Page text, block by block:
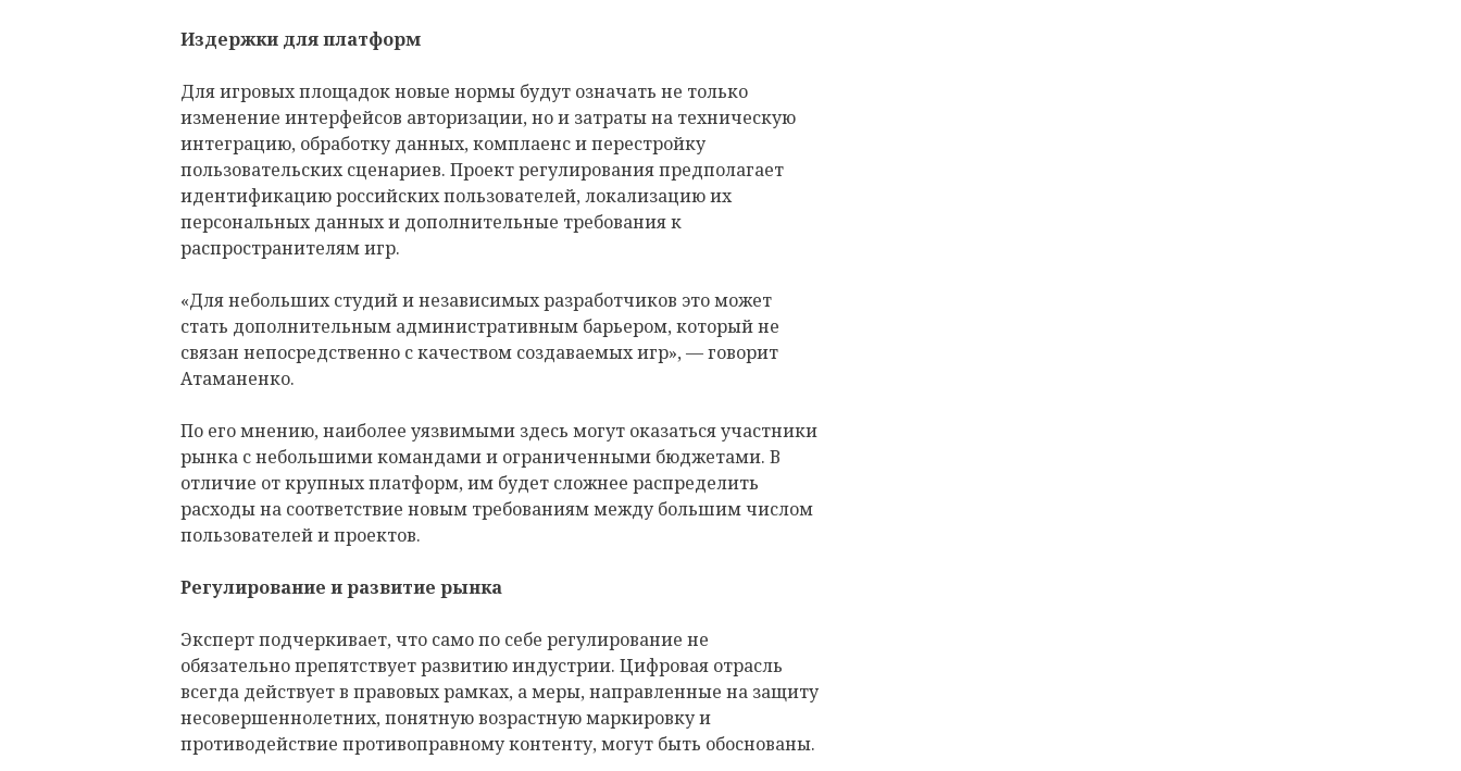
Издержки для платформ
Для игровых площадок новые нормы будут означать не только
изменение интерфейсов авторизации, но и затраты на техническую
интеграцию, обработку данных, комплаенс и перестройку
пользовательских сценариев. Проект регулирования предполагает
идентификацию российских пользователей, локализацию их
персональных данных и дополнительные требования к
распространителям игр.
«Для небольших студий и независимых разработчиков это может
стать дополнительным административным барьером, который не
связан непосредственно с качеством создаваемых игр», — говорит
Атаманенко.
По его мнению, наиболее уязвимыми здесь могут оказаться участники
рынка с небольшими командами и ограниченными бюджетами. В
отличие от крупных платформ, им будет сложнее распределить
расходы на соответствие новым требованиям между большим числом
пользователей и проектов.
Регулирование и развитие рынка
Эксперт подчеркивает, что само по себе регулирование не
обязательно препятствует развитию индустрии. Цифровая отрасль
всегда действует в правовых рамках, а меры, направленные на защиту
несовершеннолетних, понятную возрастную маркировку и
противодействие противоправному контенту, могут быть обоснованы.